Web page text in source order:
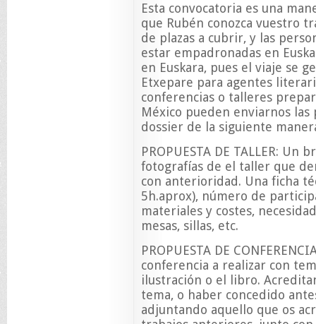
Esta convocatoria es una
que Rubén conozca vuestro
de plazas a cubrir, y las
estar empadronadas en
en Euskara, pues el viaje se
Etxepare para agentes
conferencias o talleres
México pueden enviarnos
dossier de la siguiente
PROPUESTA DE TALLER:
fotografías de el taller que
con anterioridad. Una ficha
5h.aprox), número de
materiales y costes,
mesas, sillas, etc.
PROPUESTA DE
conferencia a realizar con
ilustración o el libro.
tema, o haber concedido
adjuntando aquello que os